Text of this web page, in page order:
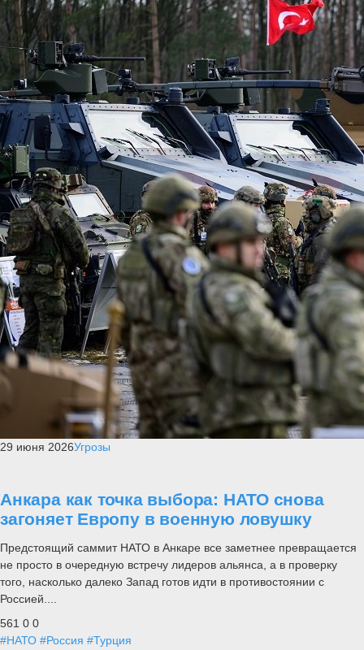
29 июня 2026Угрозы
Анкара как точка выбора: НАТО снова
загоняет Европу в военную ловушку
Предстоящий саммит НАТО в Анкаре все заметнее превращается
не просто в очередную встречу лидеров альянса, а в проверку
того, насколько далеко Запад готов идти в противостоянии с
Россией....
561 0 0
#НАТО #Россия #Турция